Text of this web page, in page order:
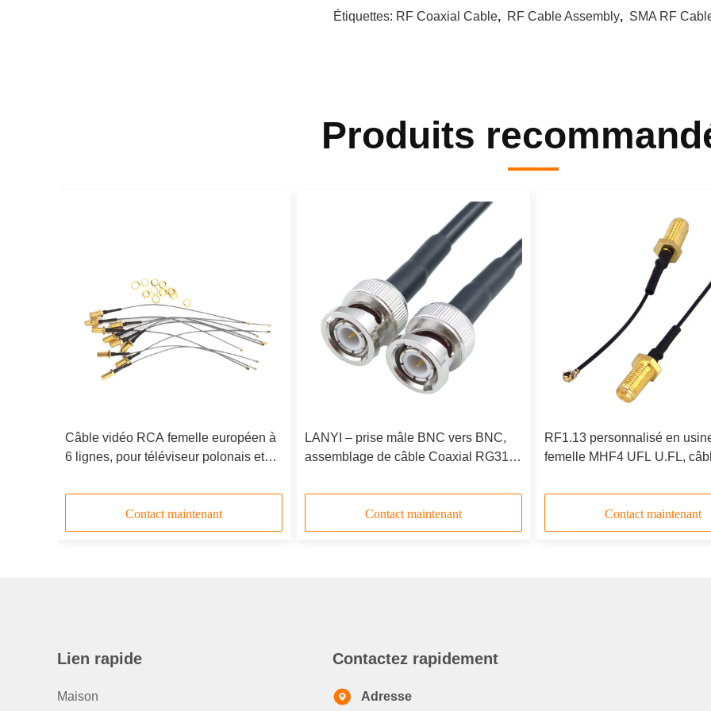
Étiquettes: RF Coaxial Cable, RF Cable Assembly, SMA RF
Produits
Câble vidéo RCA femelle européen à
6 lignes, pour téléviseur polonais et
4K
Contact maintenant
LANYI – prise mâle BNC vers BNC,
assemblage de câble Coaxial RG316
Communication en queue de cochon,
vente en gros d'usine
Contact maintenant
RF1.13 personnalisé en
femelle MHF4 UFL U.FL,
Extension de
Contact maintenant
Lien rapide
Maison
Contactez rapidement
Adresse